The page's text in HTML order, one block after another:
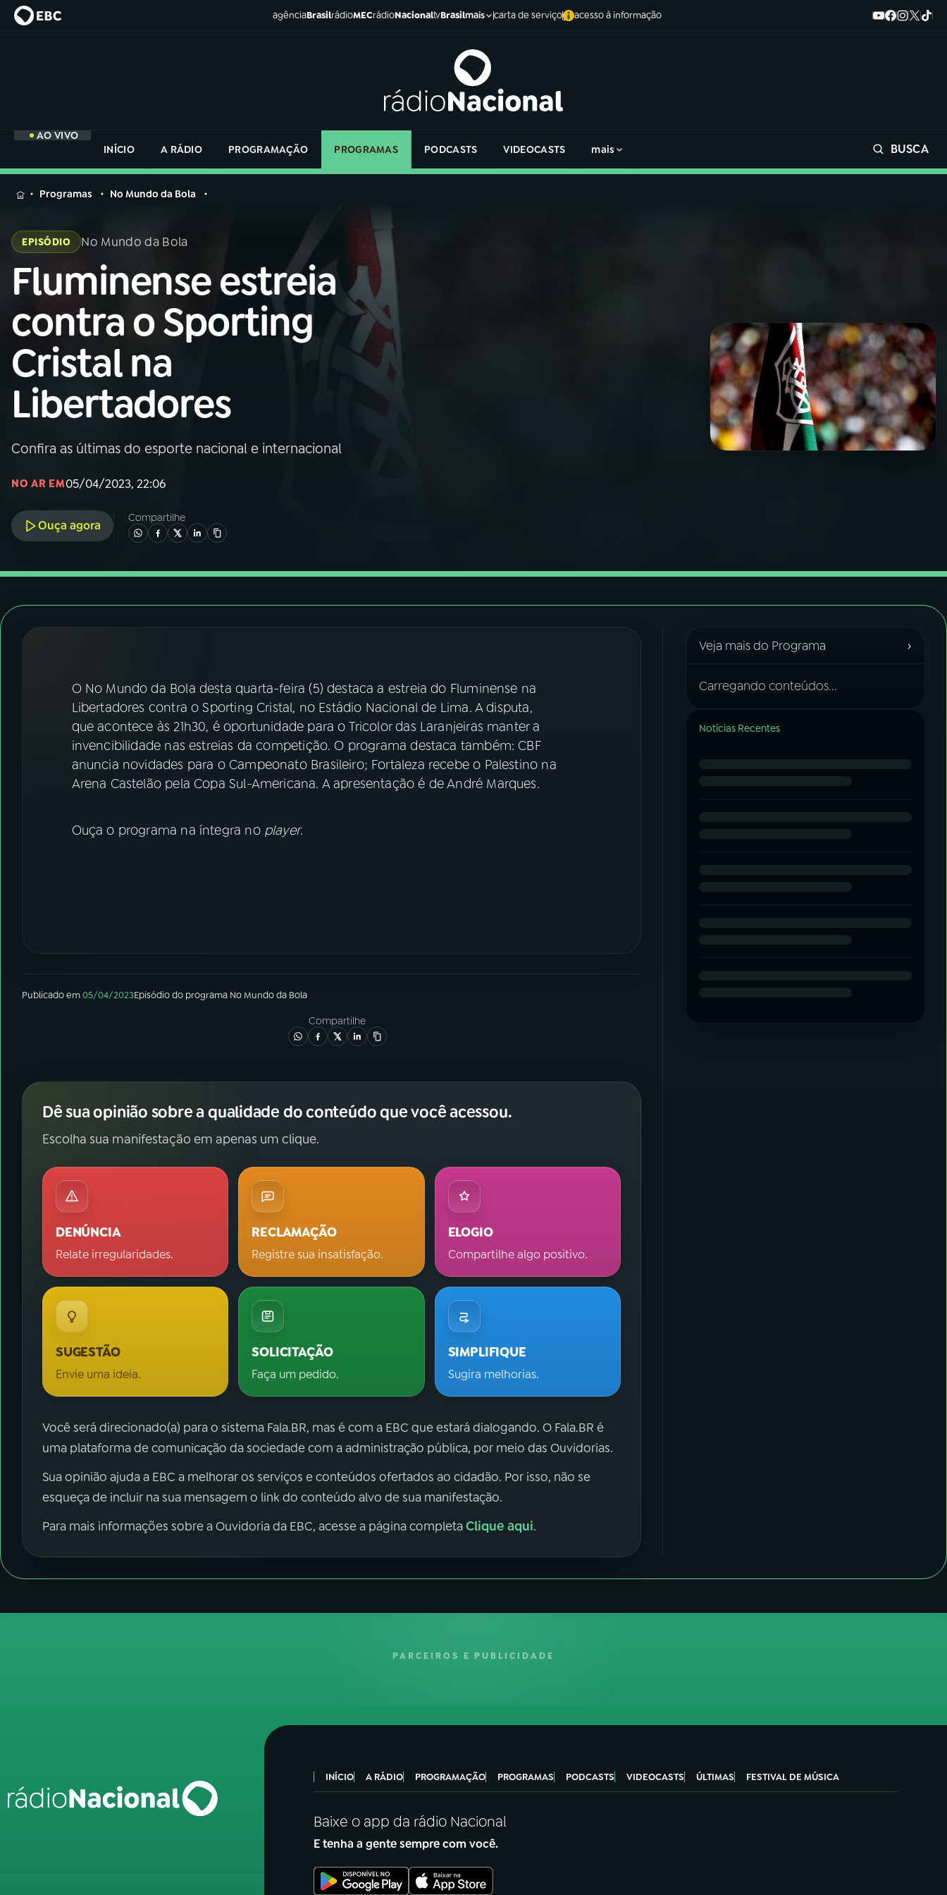
agênciaBrasilrádioMECrádioNacionaltvBrasilmais carta de serviço acesso à informação
AO VIVO
INÍCIO
A RÁDIO PROGRAMAÇÃO PROGRAMAS PODCASTS VIDEOCASTS mais BUSCA
MENU
Buscar
na
Rádio
Nacional
AO VIVO
01INÍCIO
02A RÁDIO
03PROGRAMAÇÃO
05PODCASTS
FESTIVAL DE MÚSICA
ACOMPANHE A RÁDIO NACIONAL
Instagram X
na
Rádio
Programas No Mundo da Bola
EPISÓDIO No Mundo da Bola
Fluminense estreia
contra o Sporting
Cristal na
Libertadores
Confira as últimas do esporte nacional e internacional
NO AR EM05/04/2023, 22:06
Ouça agora
Compartilhe
O No Mundo da Bola desta quarta-feira (5) destaca a estreia do Fluminense na
Libertadores contra o Sporting Cristal, no Estádio Nacional de Lima. A disputa,
que acontece às 21h30, é oportunidade para o Tricolor das Laranjeiras manter a
invencibilidade nas estreias da competição. O programa destaca também: CBF
anuncia novidades para o Campeonato Brasileiro; Fortaleza recebe o Palestino na
Arena Castelão pela Copa Sul-Americana. A apresentação é de André Marques.
Ouça o programa na íntegra no player.
Publicado em05/04/2023Episódiodo programa No Mundo da Bola
Compartilhe
Dê sua opinião sobre a qualidade do conteúdo que você acessou.
Escolha sua manifestação em apenas um clique.
DENÚNCIA
Relate irregularidades.
RECLAMAÇÃO
Registre sua insatisfação.
ELOGIO
Compartilhe algo positivo.
SUGESTÃO
Envie uma ideia.
SOLICITAÇÃO
Faça um pedido.
SIMPLIFIQUE
Sugira melhorias.
Você será direcionado(a) para o sistema Fala.BR, mas é com a EBC que estará dialogando. O Fala.BR é
uma plataforma de comunicação da sociedade com a administração pública, por meio das Ouvidorias.
Sua opinião ajuda a EBC a melhorar os serviços e conteúdos ofertados ao cidadão. Por isso, não se
esqueça de incluir na sua mensagem o link do conteúdo alvo de sua manifestação.
Para mais informações sobre a Ouvidoria da EBC, acesse a página completaClique aqui.
Veja mais do Programa ›
Carregando conteúdos...
Notícias Recentes
PARCEIROS E PUBLICIDADE
INÍCIO A RÁDIO PROGRAMAÇÃO PROGRAMAS PODCASTS VIDEOCASTS ÚLTIMAS FESTIVAL DE MÚSICA
Baixe o app da rádio Nacional
E tenha a gente sempre com você.